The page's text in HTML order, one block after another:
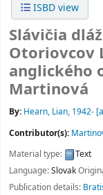
ISBD view
Slávičia
Otoriovcov
anglického
Martinová
By: Hearn, Lian, 1942-
Contributor(s):
Material type:
Text
Language:Slovak
Publication details: